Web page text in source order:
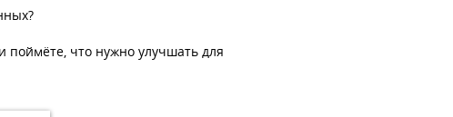
поймёте, что нужно улучшать для